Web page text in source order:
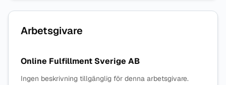
Arbetsgivare
Online Fulfillment Sverige AB
Ingen beskrivning tillgänglig för denna arbetsgivare.